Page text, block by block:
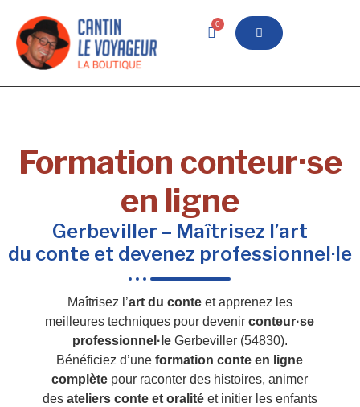
0
Formation conteur·se
en ligne
Gerbeviller – Maîtrisez l’art
du conte et devenez professionnel·le
Maîtrisez l’art du conteet apprenez les
meilleures techniques pour devenirconteur·se
professionnel·leGerbeviller (54830).
Bénéficiez d’uneformation conte en ligne
complète pour raconter des histoires, animer
des ateliers conte et oralitéet initier les enfants